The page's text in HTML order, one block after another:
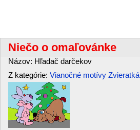
Niečo o omaľovánke
Názov: Hľadač darčekov
Z kategórie: Vianočné motívy Zvieratká